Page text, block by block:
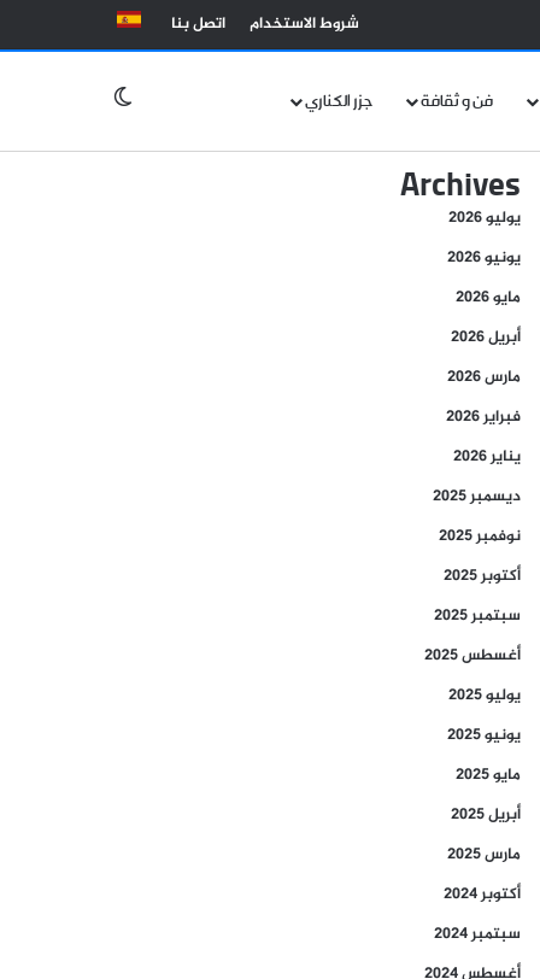
شروط الاستخدام اتصل بنا
فن و ثقافة جزر الكناري الوضع المظلم
Archives
يوليو 2026
يونيو 2026
مايو 2026
أبريل 2026
مارس 2026
فبراير 2026
يناير 2026
ديسمبر 2025
نوفمبر 2025
أكتوبر 2025
سبتمبر 2025
أغسطس 2025
يوليو 2025
يونيو 2025
مايو 2025
أبريل 2025
مارس 2025
أكتوبر 2024
سبتمبر 2024